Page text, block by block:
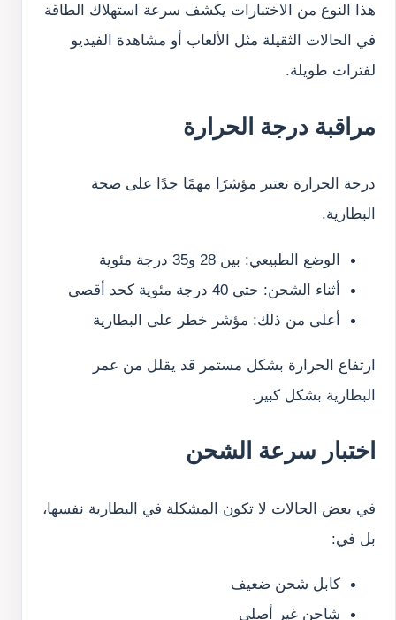
هذا النوع من الاختبارات يكشف سرعة استهلاك الطاقة
في الحالات الثقيلة مثل الألعاب أو مشاهدة الفيديو
لفترات طويلة.
مراقبة درجة الحرارة
درجة الحرارة تعتبر مؤشرًا مهمًا جدًا على صحة
البطارية.
الوضع الطبيعي: بين 28 و35 درجة مئوية
أثناء الشحن: حتى 40 درجة مئوية كحد أقصى
أعلى من ذلك: مؤشر خطر على البطارية
ارتفاع الحرارة بشكل مستمر قد يقلل من عمر
البطارية بشكل كبير.
اختبار سرعة الشحن
في بعض الحالات لا تكون المشكلة في البطارية نفسها،
بل في:
كابل شحن ضعيف
شاحن غير أصلي